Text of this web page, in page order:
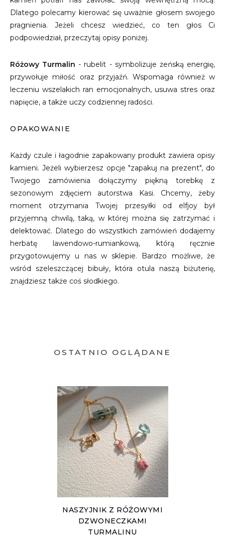
Dlatego polecamy kierować się uważnie głosem swojego
pragnienia. Jeżeli chcesz wiedzieć, co ten głos Ci
podpowiedział, przeczytaj opisy poniżej.
Różowy Turmalin - rubelit - symbolizuje żeńską energię,
przywołuje miłość oraz przyjaźń. Wspomaga również w
leczeniu wszelakich ran emocjonalnych, usuwa stres oraz
napięcie, a także uczy codziennej radości.
OPAKOWANIE
Każdy czule i łagodnie zapakowany produkt zawiera opisy
kamieni. Jeżeli wybierzesz opcje "zapakuj na prezent", do
Twojego zamówienia dołączymy piękną torebkę z
sezonowym zdjęciem autorstwa Kasi. Chcemy, żeby
moment otrzymania Twojej przesyłki od elfjoy był
przyjemną chwilą, taką, w której można się zatrzymać i
delektować. Dlatego do wszystkich zamówień dodajemy
herbatę lawendowo-rumiankową, którą ręcznie
przygotowujemy u nas w sklepie. Bardzo możliwe, że
wśród szeleszczącej bibuły, która otula naszą biżuterię,
znajdziesz także coś słodkiego.
OSTATNIO OGLĄDANE
NASZYJNIK Z RÓŻOWYMI
DZWONECZKAMI
TURMALINU